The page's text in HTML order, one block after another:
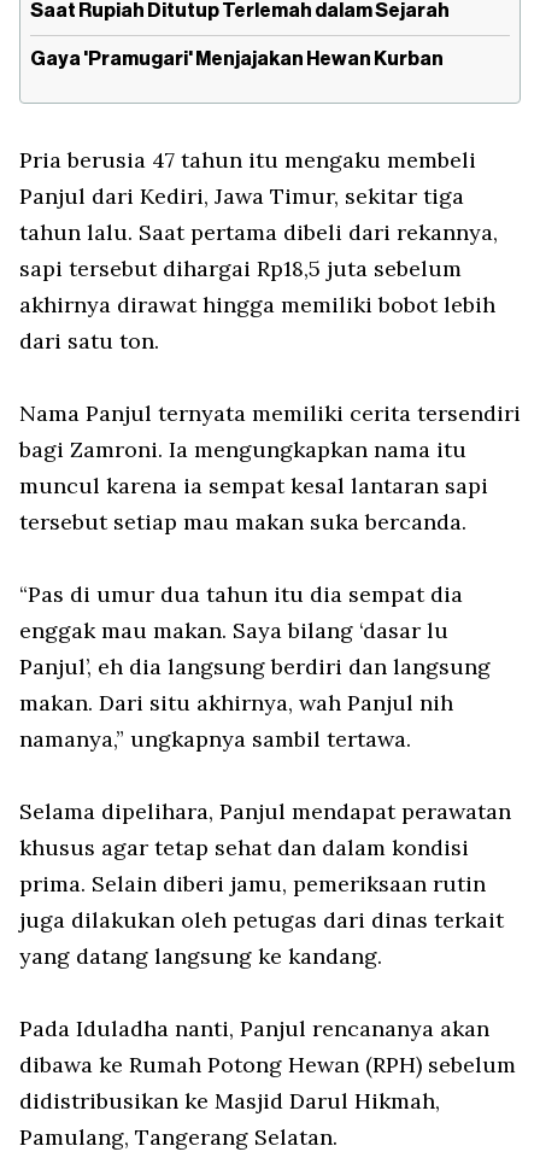
Saat Rupiah Ditutup Terlemah dalam Sejarah
Gaya 'Pramugari' Menjajakan Hewan Kurban
Pria berusia 47 tahun itu mengaku membeli
Panjul dari Kediri, Jawa Timur, sekitar tiga
tahun lalu. Saat pertama dibeli dari rekannya,
sapi tersebut dihargai Rp18,5 juta sebelum
akhirnya dirawat hingga memiliki bobot lebih
dari satu ton.
Nama Panjul ternyata memiliki cerita tersendiri
bagi Zamroni. Ia mengungkapkan nama itu
muncul karena ia sempat kesal lantaran sapi
tersebut setiap mau makan suka bercanda.
“Pas di umur dua tahun itu dia sempat dia
enggakmau makan. Saya bilang ‘dasar lu
Panjul’, eh dia langsung berdiri dan langsung
makan. Dari situ akhirnya, wah Panjul nih
namanya,” ungkapnya sambil tertawa.
Selama dipelihara, Panjul mendapat perawatan
khusus agar tetap sehat dan dalam kondisi
prima. Selain diberi jamu, pemeriksaan rutin
juga dilakukan oleh petugas dari dinas terkait
yang datang langsung ke kandang.
Pada Iduladha nanti, Panjul rencananya akan
dibawa ke Rumah Potong Hewan (RPH) sebelum
didistribusikan ke Masjid Darul Hikmah,
Pamulang, Tangerang Selatan.